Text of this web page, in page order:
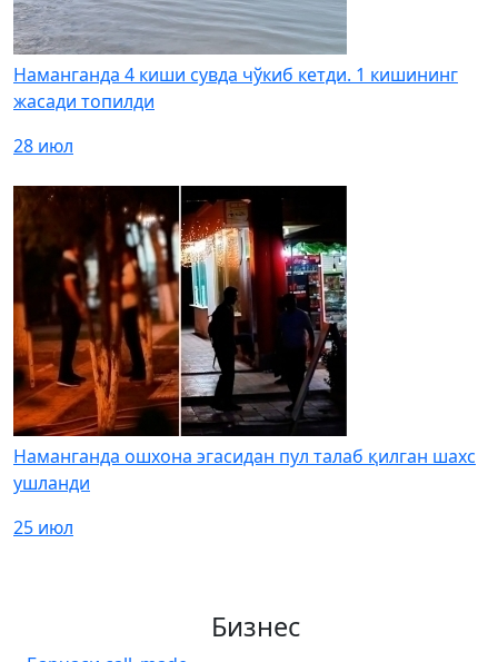
Наманганда 4 киши сувда чўкиб кетди. 1 кишининг
жасади топилди
28 июл
Наманганда ошхона эгасидан пул талаб қилган шахс
ушланди
25 июл
Бизнес